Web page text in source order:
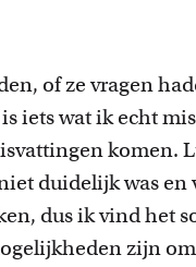
of ze vragen
iets wat ik echt
komen.
duidelijk was en
dus ik vind het
zijn